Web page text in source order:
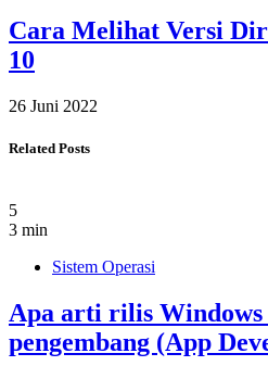
Cara Melihat Versi
10
26 Juni 2022
Related Posts
5
3 min
Sistem Operasi
Apa arti rilis Windows
pengembang (App